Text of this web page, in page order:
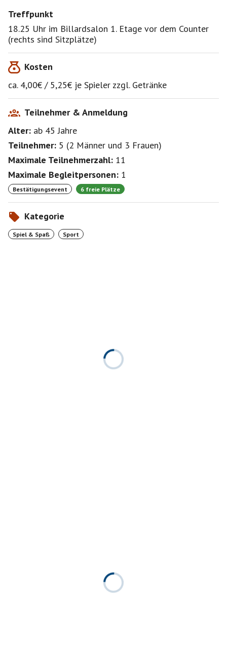
Wichtig ! Nicht hinter der Schranke parken !!!
Treffpunkt
18.25 Uhr im Billardsalon 1. Etage vor dem Counter
(rechts sind Sitzplätze)
Kosten
ca. 4,00€ / 5,25€ je Spieler zzgl. Getränke
Teilnehmer & Anmeldung
Alter: ab 45Jahre
Teilnehmer: 5 (2 Männer und 3 Frauen)
Maximale Teilnehmerzahl: 11
Maximale Begleitpersonen: 1
Bestätigungsevent 6 freie Plätze
Kategorie
Spiel & Spaß Sport